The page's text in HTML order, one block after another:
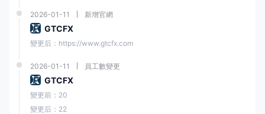
一
個
1:
問
題
2
2026-01-11 新增官網
GTCFX
變更后：https://www.gtcfx.com
2026-01-11 員工數變更
GTCFX
變更前：20
變更后：22